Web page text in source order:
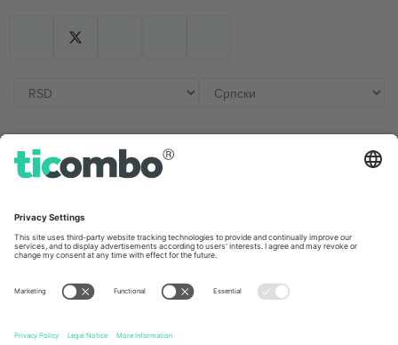
Kancelarije i podrška
Unter den Linden 24, 10117
Berlin, Germany
London, EC1V 1AW, United
Kingdom
United States
Newark, Delaware 19713, United
Switzerland